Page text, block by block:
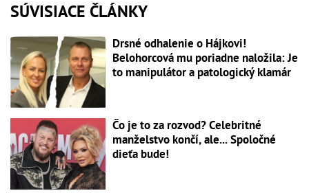
SÚVISIACE ČLÁNKY
Drsné odhalenie o Hájkovi!
Belohorcová mu poriadne naložila: Je
to manipulátor a patologický klamár
Čo je to za rozvod? Celebritné
manželstvo končí, ale... Spoločné
dieťa bude!